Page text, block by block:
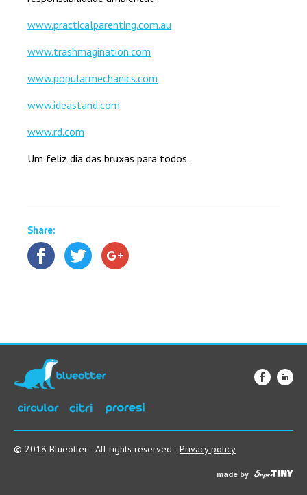
www.practicalparenting.com.au
www.trashmagination.com
www.popularmechanics.com
www.ideastand.com
www.rd.com
Um feliz dia das bruxas para todos.
Share:
© 2018 Blueotter - All rights reserved - Privacy policy
made by